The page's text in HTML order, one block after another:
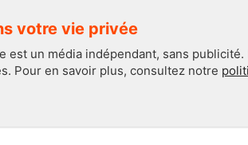
votre vie privée
est un média indépendant, sans
Pour en savoir plus, consultez notre